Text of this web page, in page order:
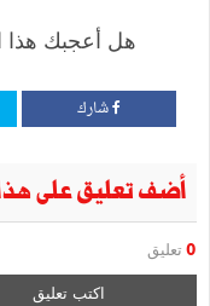
هل أعجبك هذا
شارك
أضف تعليق على
0 تعليق
اكتب تعليق